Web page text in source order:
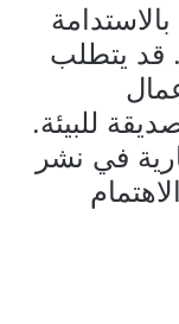
قد يتطلب
للبيئة.
في نشر